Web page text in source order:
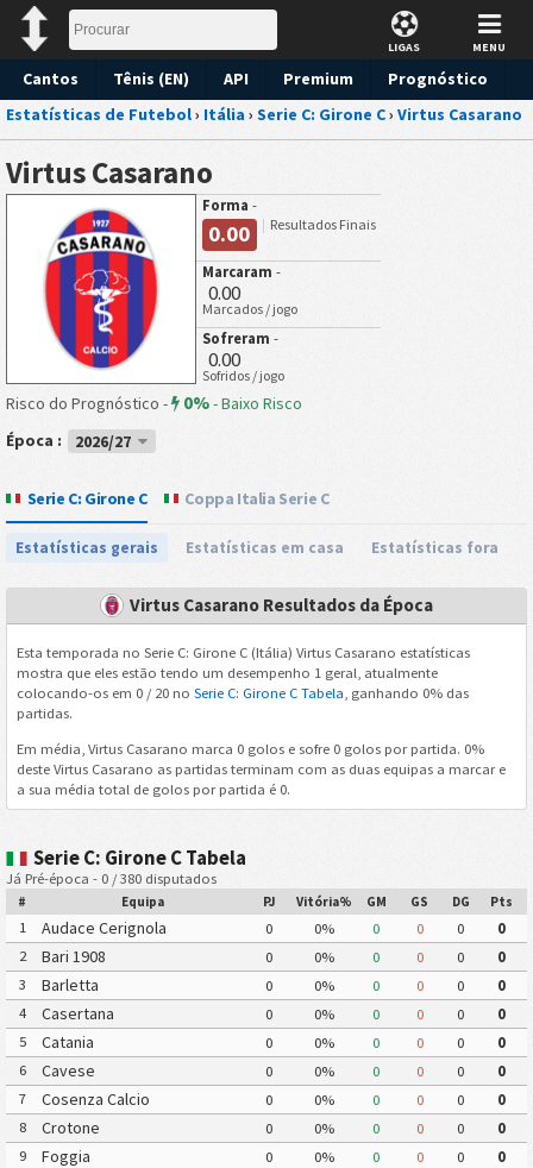
LIGAS MENU
Cantos Tênis (EN) API Premium
Prognóstico
Estatísticas de Futebol› Itália › Serie C: Girone C› Virtus Casarano
Virtus Casarano
Forma -
0.00 Resultados Finais
Marcaram -
0.00
Marcados / jogo
Sofreram -
0.00
Sofridos / jogo
Risco do Prognóstico - 0%-Baixo Risco
Época :
2026/27
Serie C: Girone C Coppa Italia Serie C
Estatísticas gerais Estatísticas em casa Estatísticas fora
Virtus Casarano Resultados da Época
Esta temporada no Serie C: Girone C (Itália) Virtus Casarano estatísticas
mostra que eles estão tendo um desempenho 1 geral, atualmente
colocando-os em 0 / 20 no Serie C: Girone C Tabela, ganhando 0% das
partidas.
Em média, Virtus Casarano marca 0 golos e sofre 0 golos por partida. 0%
deste Virtus Casarano as partidas terminam com as duas equipas a marcar e
a sua média total de golos por partida é 0.
Serie C: Girone C Tabela
Já Pré-época - 0 / 380 disputados
# Equipa PJ Vitória% GM GS DG Pts
1 Audace Cerignola 0 0% 0 0 0
0
2
Bari 1908 0 0% 0 0 0
0
3
Barletta 0 0% 0 0 0
0
4
Casertana 0 0% 0 0 0
0
5
Catania 0 0% 0 0 0
0
6
Cavese 0 0% 0 0 0
0
7
Cosenza Calcio 0 0% 0 0 0
0
8
Crotone 0 0% 0 0 0
0
9
Foggia 0 0% 0 0 0
0